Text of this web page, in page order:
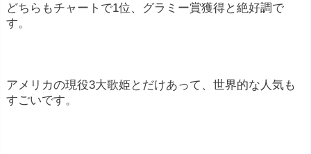
どちらもチャートで1位、グラミー賞獲得と絶好調で
す。
アメリカの現役3大歌姫とだけあって、世界的な人気も
すごいです。